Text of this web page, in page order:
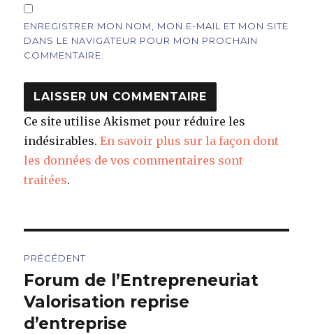
ENREGISTRER MON NOM, MON E-MAIL ET MON SITE
DANS LE NAVIGATEUR POUR MON PROCHAIN
COMMENTAIRE.
Ce site utilise Akismet pour réduire les
indésirables.En savoir plus sur la façon dont
les données de vos commentaires sont
traitées.
de
l’article
PRÉCÉDENT
Article
précédent :
Forum de l’Entrepreneuriat
Valorisation reprise
d’entreprise